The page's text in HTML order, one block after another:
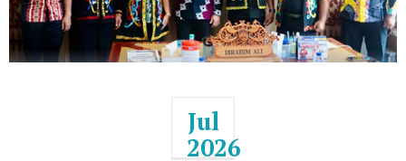
Jul
2026